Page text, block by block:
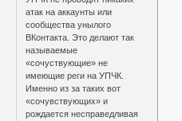
атак на аккаунты или
сообщества унылого
ВКонтакта. Это делают так
называемые
«сочуствующие» не
имеющие реги на УПЧК.
Именно из за таких вот
«сочувствующих» и
рождается несправедливая